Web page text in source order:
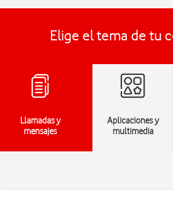
Elige el tema de tu
Llamadas y
mensajes
Aplicaciones y
multimedia